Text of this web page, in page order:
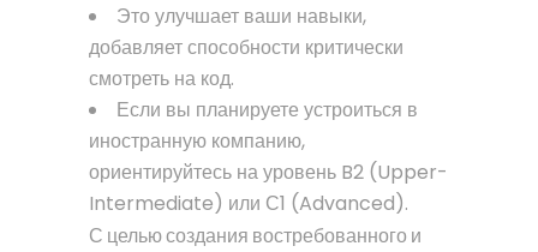
Это улучшает ваши навыки,
добавляет способности критически
смотреть на код.
Если вы планируете устроиться в
иностранную компанию,
ориентируйтесь на уровень B2 (Upper-
Intermediate) или С1 (Advanced).
С целью создания востребованного и